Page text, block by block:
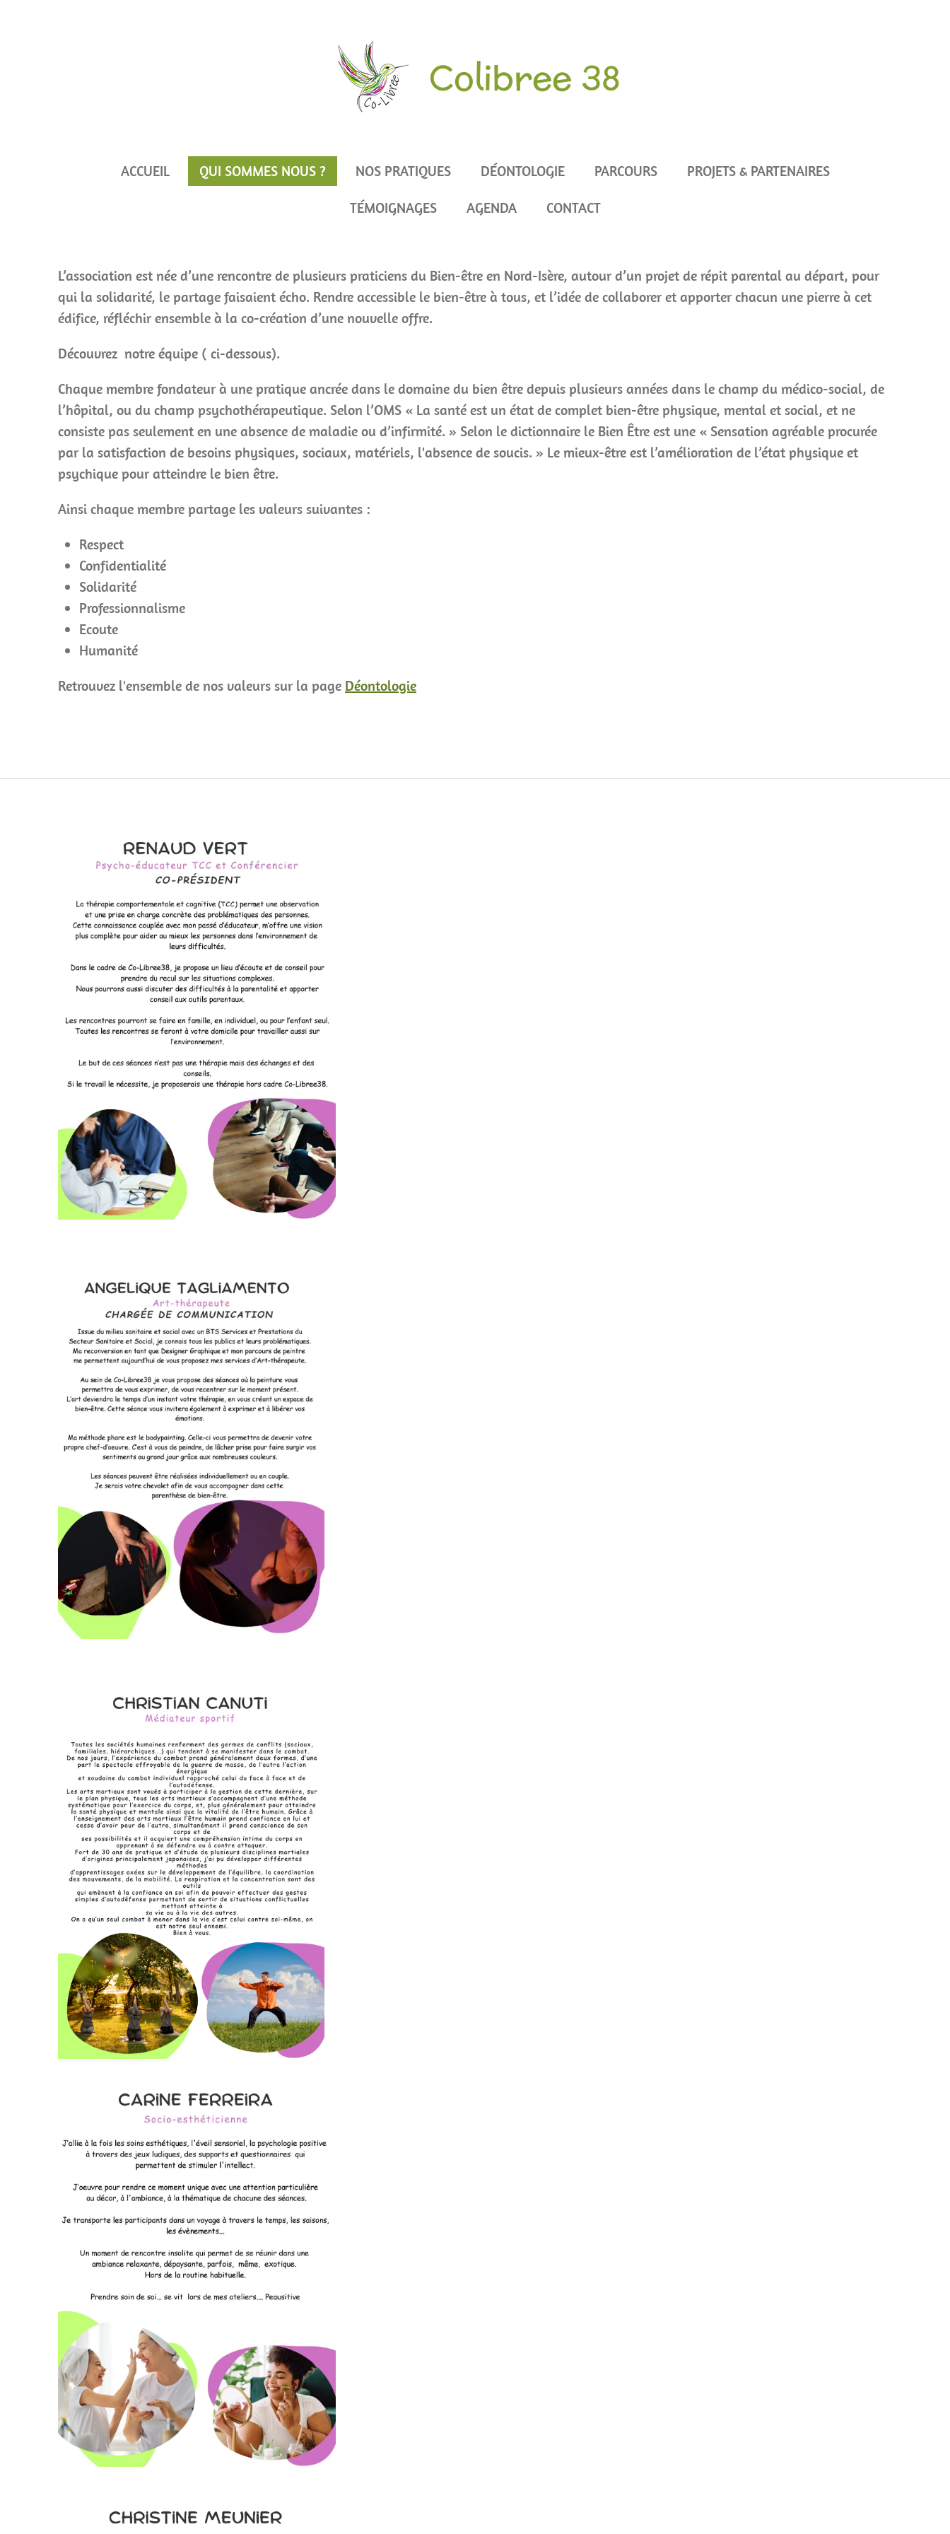
Colibree 38
ACCUEIL QUI SOMMES NOUS ? NOS PRATIQUES DÉONTOLOGIE PARCOURS PROJETS & PARTENAIRES
TÉMOIGNAGES AGENDA CONTACT
L’association est née d’une rencontre de plusieurs praticiens du Bien-être en Nord-Isère, autour d’un projet de répit parental au départ, pour
qui la solidarité, le partage faisaient écho. Rendre accessible le bien-être à tous, et l’idée de collaborer et apporter chacun une pierre à cet
édifice, réfléchir ensemble à la co-création d’une nouvelle offre.
Découvrez notre équipe ( ci-dessous).
Chaque membre fondateur à une pratique ancrée dans le domaine du bien être depuis plusieurs années dans le champ du médico-social, de
l’hôpital, ou du champ psychothérapeutique. Selon l’OMS « La santé est un état de complet bien-être physique, mental et social, et ne
consiste pas seulement en une absence de maladie ou d’infirmité. » Selon le dictionnaire le Bien Être est une « Sensation agréable procurée
par la satisfaction de besoins physiques, sociaux, matériels, l'absence de soucis. » Le mieux-être est l’amélioration de l’état physique et
psychique pour atteindre le bien être.
Ainsi chaque membre partage les valeurs suivantes :
Respect
Confidentialité
Solidarité
Professionnalisme
Ecoute
Humanité
Retrouvez l'ensemble de nos valeurs sur la page Déontologie